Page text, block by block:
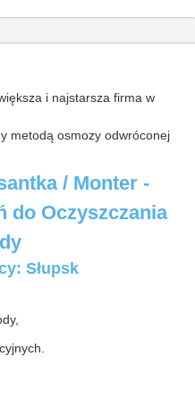
i najstarsza firma w
metodą osmozy odwróconej
/ Monter -
do Oczyszczania
Słupsk